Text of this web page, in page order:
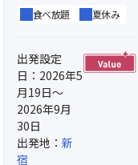
食べ放題
夏休み
出発設定
日：2026年5
月19日～
2026年9月
30日
出発地： 新
宿